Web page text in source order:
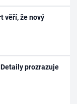
věří, že nový
prozrazuje